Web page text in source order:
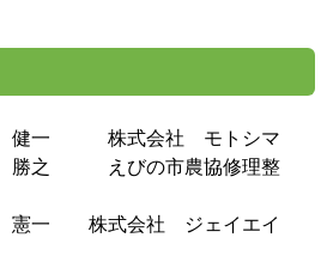
株式会社 モトシマ
えびの市農協修理整
一 株式会社 ジェイエイ